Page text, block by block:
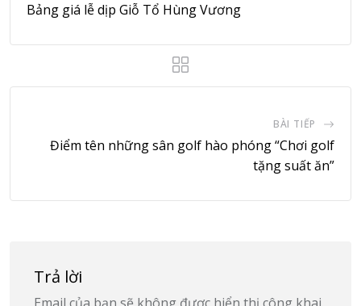
Bảng giá lễ dịp Giỗ Tổ Hùng Vương
BÀI TIẾP
Điểm tên những sân golf hào phóng “Chơi golf
tặng suất ăn”
Trả lời